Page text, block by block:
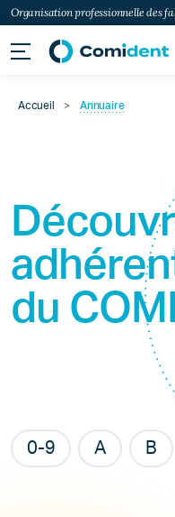
Organisation professionnelle des
Accueil > Annuaire
du
0-9 A B